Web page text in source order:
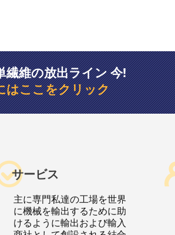
繊維の放出ライン 今!
はここをクリック
サービス
主に専門私達の工場を世界
に機械を輸出するために助
けるように輸出および輸入